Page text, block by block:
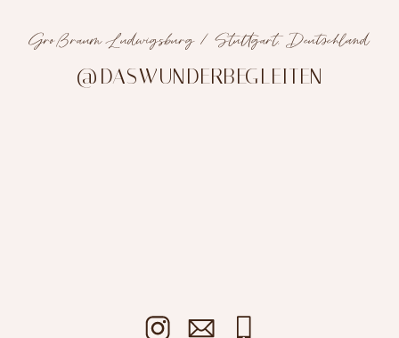
@DASWUNDERBEGLEITEN
Großraum Ludwigsburg / Stuttgart, Deutschland